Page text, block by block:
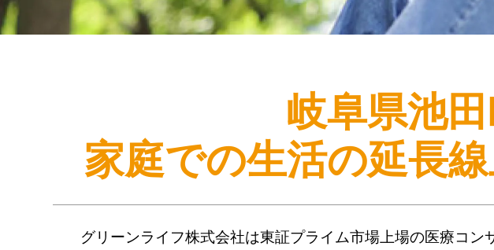
岐阜県池
家庭での生活の延長
グリーンライフ株式会社は東証プライム市場上場の医療コ